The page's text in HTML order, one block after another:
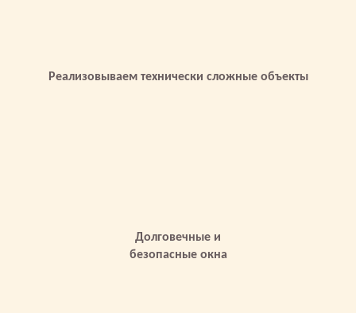
Реализовываем технически сложные объекты
Долговечные и
безопасные окна